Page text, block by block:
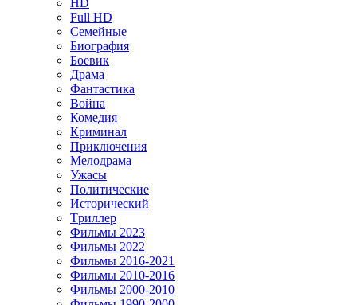
HD
Full HD
Семейные
Биография
Боевик
Драма
Фантастика
Война
Комедия
Криминал
Приключения
Мелодрама
Ужасы
Политические
Исторический
Tриллер
Фильмы 2023
Фильмы 2022
Фильмы 2016-2021
Фильмы 2010-2016
Фильмы 2000-2010